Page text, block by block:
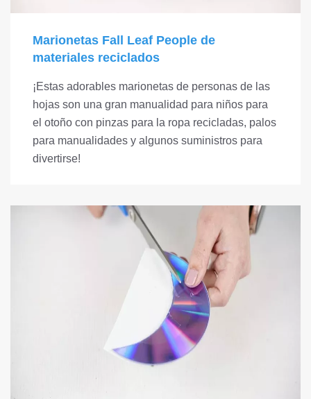
Marionetas Fall Leaf People de
materiales reciclados
¡Estas adorables marionetas de personas de las
hojas son una gran manualidad para niños para
el otoño con pinzas para la ropa recicladas, palos
para manualidades y algunos suministros para
divertirse!